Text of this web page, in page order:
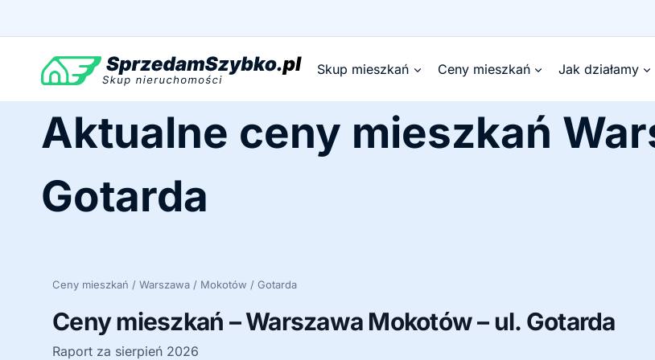
Skup mieszkań Ceny mieszkań Jak działamy
Aktualne ceny mieszkań
Gotarda
Ceny mieszkań / Warszawa / Mokotów / Gotarda
Ceny mieszkań – Warszawa Mokotów – ul. Gotarda
Raport za sierpień 2026